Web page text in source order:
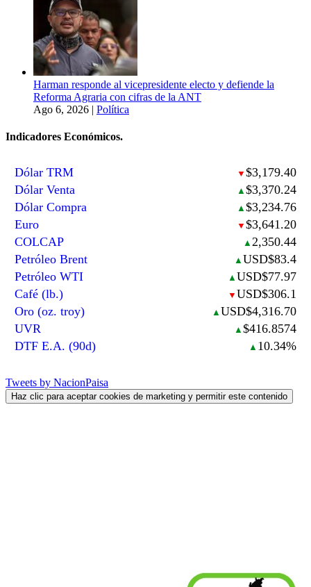
Harman responde al vicepresidente electo y defiende la
Reforma Agraria con cifras de la ANT
Ago 6, 2026 | Política
Indicadores Económicos.
Dólar TRM ▼ $3,179.40
Dólar Venta
▲ $3,370.24
Dólar Compra
▲ $3,234.76
Euro
▼ $3,641.20
COLCAP
▲ 2,350.44
Petróleo Brent
▲ USD$83.4
Petróleo WTI
▲ USD$77.97
Café (lb.)
▼ USD$306.1
Oro (oz. troy)
▲ USD$4,316.70
UVR
▲ $416.8574
DTF E.A. (90d)
▲ 10.34%
Tweets by NacionPaisa
Haz clic para aceptar cookies de marketing y permitir este contenido